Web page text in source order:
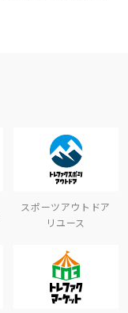
スポーツアウトドア
リユース